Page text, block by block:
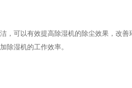
可以有效提高除湿机的除尘效果，改善
除湿机的工作效率。